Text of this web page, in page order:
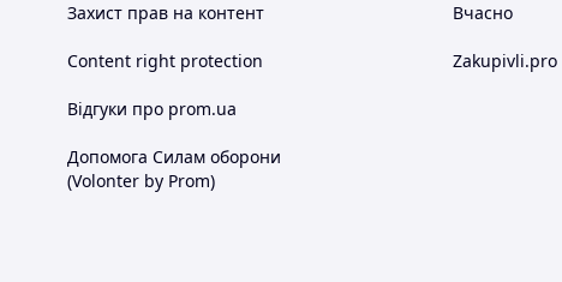
Захист прав на контент
Content right protection
Відгуки про prom.ua
Допомога Силам оборони
(Volonter by Prom)
Вчасно
Zakupivli.pro